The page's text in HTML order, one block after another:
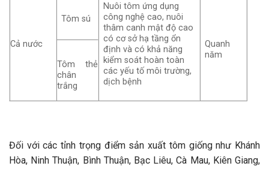
Cả nước
Tôm sú
Nuôi tôm ứng dụng
công nghệ cao, nuôi
thâm canh mật độ cao
có cơ sở hạ tầng ổn
định và có khả năng
kiểm soát hoàn toàn
các yếu tố môi trường,
dịch bệnh
Quanh
năm
Tôm thẻ
chân
trắng
Đối với các tỉnh trọng điểm sản xuất tôm giống như Khánh
Hòa, Ninh Thuận, Bình Thuận, Bạc Liêu, Cà Mau, Kiên Giang,